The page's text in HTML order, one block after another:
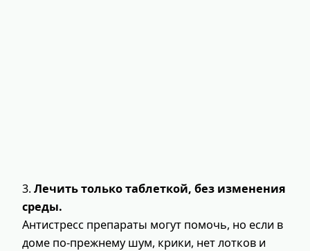
3.Лечить только таблеткой, без изменения
среды.
Антистресс препараты могут помочь, но если в
доме по-прежнему шум, крики, нет лотков и